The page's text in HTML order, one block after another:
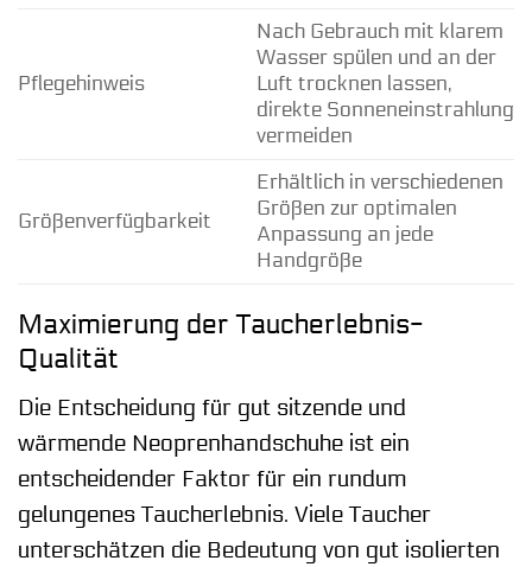
Pflegehinweis
Nach Gebrauch mit klarem
Wasser spülen und an der
Luft trocknen lassen,
direkte Sonneneinstrahlung
vermeiden
Größenverfügbarkeit
Erhältlich in verschiedenen
Größen zur optimalen
Anpassung an jede
Handgröße
Maximierung der Taucherlebnis-
Qualität
Die Entscheidung für gut sitzende und
wärmende Neoprenhandschuhe ist ein
entscheidender Faktor für ein rundum
gelungenes Taucherlebnis. Viele Taucher
unterschätzen die Bedeutung von gut isolierten